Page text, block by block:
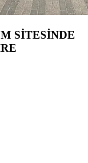
SİTESİNDE